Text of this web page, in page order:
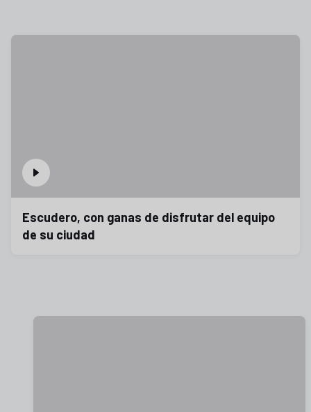
Escudero, con ganas de disfrutar del equipo
de su ciudad